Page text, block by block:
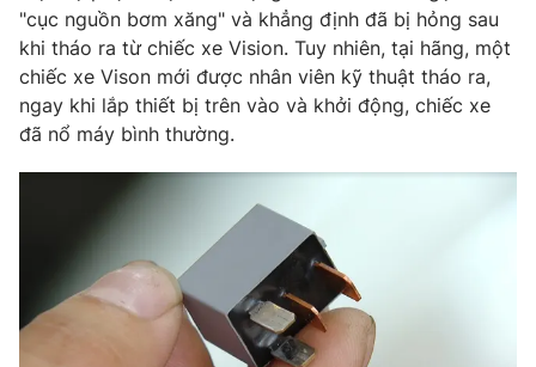
Khán giả
Giải sao mai
Sao
Du lịch
Làm đẹp
Chất lượng cuộc sống
Giáo dục
Tuyển sinh
Học trực tuyến
Công nghệ
Thị trường
Tư vấn
Giao lưu trực tuyến
Lịch phát sóng
Chuyên mục khác
"cục nguồn bơm xăng" và khẳng định đã bị hỏng sau
khi tháo ra từ chiếc xe Vision. Tuy nhiên, tại hãng, một
chiếc xe Vison mới được nhân viên kỹ thuật tháo ra,
ngay khi lắp thiết bị trên vào và khởi động, chiếc xe
đã nổ máy bình thường.